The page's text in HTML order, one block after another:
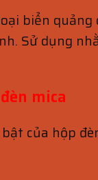
biển
Sử dụng
mica
của hộp